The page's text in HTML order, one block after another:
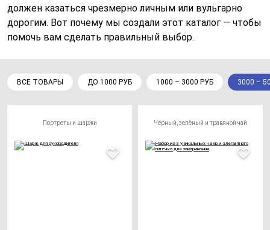
должен казаться чрезмерно личным или вульгарно
дорогим. Вот почему мы создали этот каталог — чтобы
помочь вам сделать правильный выбор.
ВСЕ ТОВАРЫ ДО 1000 РУБ 1000 – 3000 РУБ 3000 –
Портреты и шаржи Чёрный, зелёный и травяной чай